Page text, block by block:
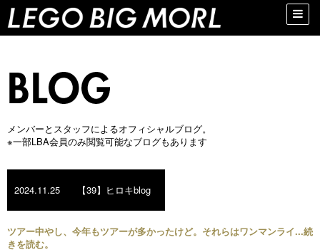
Toggle
メンバーとスタッフによるオフィシャルブログ。
※一部LBA会員のみ閲覧可能なブログもあります
2024.11.25 【39】ヒロキblog
ツアー中やし、今年もツアーが多かったけど。それらはワンマンライ...続
きを読む。